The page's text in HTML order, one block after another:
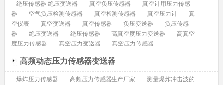
绝压传感器 绝压变送器 真空负压传感器
真空计用压力传感
器
空气负压检测传感器 真空检测传感器 真空压力计
真
空仪表
真空变送器 真空传感器 负压变送器
负压传感
器
绝压变送器 绝压传感器 高真空度压力变送器
高真空
度压力传感器
真空压力变送器 真空压力传感器
高频动态压力传感器变送器
爆炸压力传感器 高频压力传感器生产厂家
测量爆炸冲击波的